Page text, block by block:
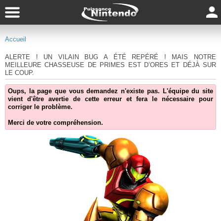
Accueil
ALERTE ! UN VILAIN BUG A ÉTÉ REPÉRÉ ! MAIS NOTRE
MEILLEURE CHASSEUSE DE PRIMES EST D’ORES ET DÉJÀ SUR
LE COUP.
Oups, la page que vous demandez n'existe pas. L'équipe du site
vient d'être avertie de cette erreur et fera le nécessaire pour
corriger le problème.
Merci de votre compréhension.